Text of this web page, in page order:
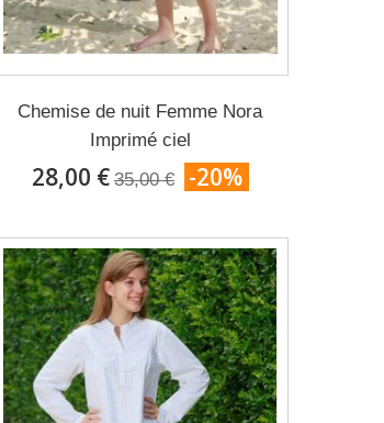
Chemise de nuit Femme Nora
Imprimé ciel
28,00 € 35,00 € -20%